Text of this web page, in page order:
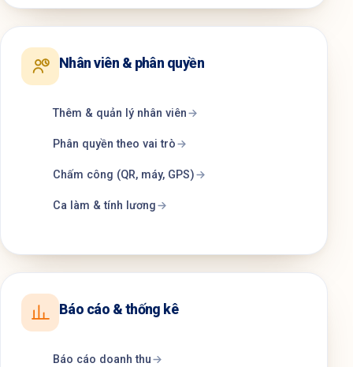
Nhân viên & phân quyền
Thêm & quản lý nhân viên
Phân quyền theo vai trò
Chấm công (QR, máy, GPS)
Ca làm & tính lương
Báo cáo & thống kê
Báo cáo doanh thu